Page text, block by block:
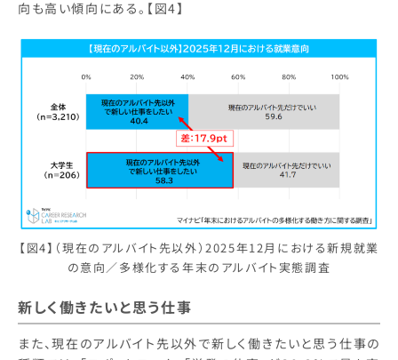
向も高い傾向にある。【図4】
【図4】（現在のアルバイト先以外）2025年12月における新規就業
の意向／多様化する年末のアルバイト実態調査
新しく働きたいと思う仕事
また、現在のアルバイト先以外で新しく働きたいと思う仕事の